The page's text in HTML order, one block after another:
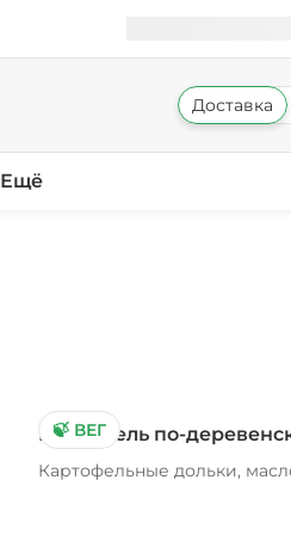
Доставка
Ещё
🍃 ВЕГ
Картофель по-
Картофельные дольки,